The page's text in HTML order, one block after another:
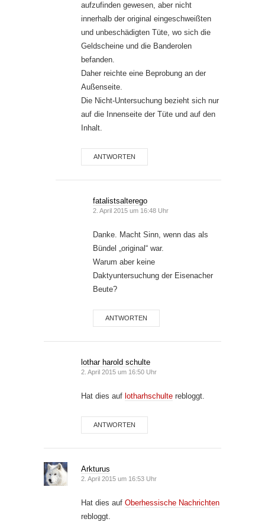
aufzufinden gewesen, aber nicht
innerhalb der original eingeschweißten
und unbeschädigten Tüte, wo sich die
Geldscheine und die Banderolen
befanden.
Daher reichte eine Beprobung an der
Außenseite.
Die Nicht-Untersuchung bezieht sich nur
auf die Innenseite der Tüte und auf den
Inhalt.
ANTWORTEN
fatalistsalterego
2. April 2015 um 16:48 Uhr
Danke. Macht Sinn, wenn das als
Bündel „original“ war.
Warum aber keine
Daktyuntersuchung der Eisenacher
Beute?
ANTWORTEN
lothar harold schulte
2. April 2015 um 16:50 Uhr
Hat dies auf lotharhschulte rebloggt.
ANTWORTEN
Arkturus
2. April 2015 um 16:53 Uhr
Hat dies auf Oberhessische Nachrichten
rebloggt.